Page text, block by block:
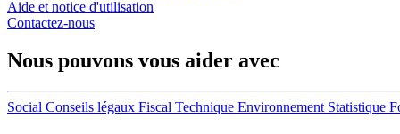
Aide et notice d'utilisation
Contactez-nous
Nous pouvons vous aider avec
Social Conseils légaux Fiscal Technique Environnement Statistique